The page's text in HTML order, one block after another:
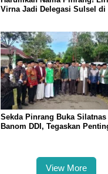
Virna Jadi Delegasi Sulsel di
Sekda Pinrang Buka Silatnas
Banom DDI, Tegaskan
View More